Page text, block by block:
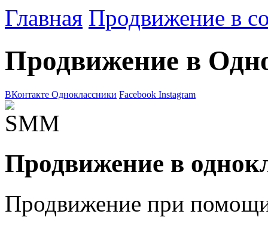
Главная Продвижение в
Продвижение в
ВКонтакте Одноклассники Facebook Instagram
Продвижение в
Продвижение при